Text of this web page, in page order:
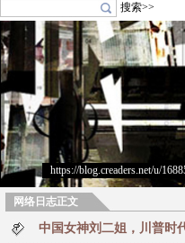
搜索>>
https://blog.creaders.net/u/
网络日志正文
中国女神刘二姐，川普时